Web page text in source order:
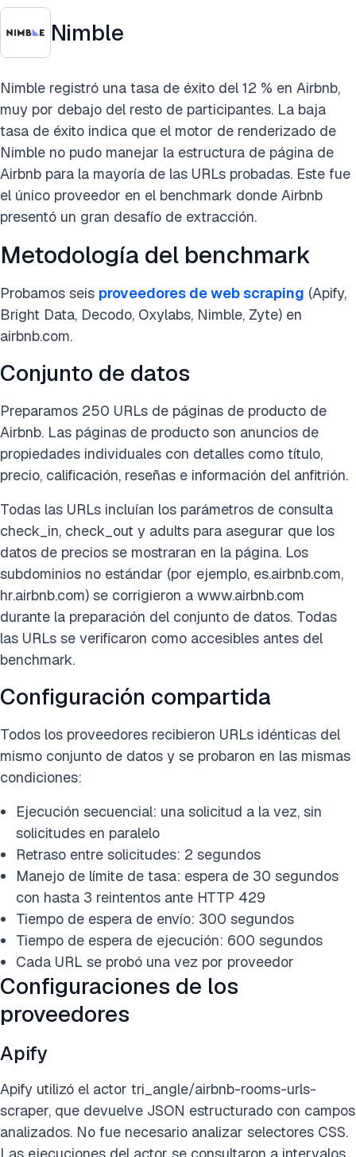
Nimble
Nimble registró una tasa de éxito del 12 % en Airbnb,
muy por debajo del resto de participantes. La baja
tasa de éxito indica que el motor de renderizado de
Nimble no pudo manejar la estructura de página de
Airbnb para la mayoría de las URLs probadas. Este fue
el único proveedor en el benchmark donde Airbnb
presentó un gran desafío de extracción.
Metodología del benchmark
Probamos seis proveedores de web scraping (Apify,
Bright Data, Decodo, Oxylabs, Nimble, Zyte) en
airbnb.com.
Conjunto de datos
Preparamos 250 URLs de páginas de producto de
Airbnb. Las páginas de producto son anuncios de
propiedades individuales con detalles como título,
precio, calificación, reseñas e información del anfitrión.
Todas las URLs incluían los parámetros de consulta
check_in, check_out y adults para asegurar que los
datos de precios se mostraran en la página. Los
subdominios no estándar (por ejemplo, es.airbnb.com,
hr.airbnb.com) se corrigieron a www.airbnb.com
durante la preparación del conjunto de datos. Todas
las URLs se verificaron como accesibles antes del
benchmark.
Configuración compartida
Todos los proveedores recibieron URLs idénticas del
mismo conjunto de datos y se probaron en las mismas
condiciones:
Ejecución secuencial: una solicitud a la vez, sin
solicitudes en paralelo
Retraso entre solicitudes: 2 segundos
Manejo de límite de tasa: espera de 30 segundos
con hasta 3 reintentos ante HTTP 429
Tiempo de espera de envío: 300 segundos
Tiempo de espera de ejecución: 600 segundos
Cada URL se probó una vez por proveedor
Configuraciones de los
proveedores
Apify
Apify utilizó el actor tri_angle/airbnb-rooms-urls-
scraper, que devuelve JSON estructurado con campos
analizados. No fue necesario analizar selectores CSS.